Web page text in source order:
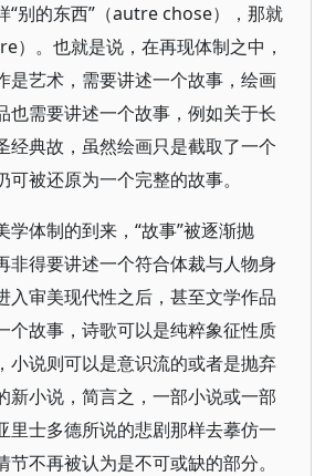
“别的东西”（autre chose），那就
）。也就是说，在再现体制之中，
是艺术，需要讲述一个故事，绘画
也需要讲述一个故事，例如关于长
经典故，虽然绘画只是截取了一个
被还原为一个完整的故事。
学体制的到来，“故事”被逐渐抛
非得要讲述一个符合体裁与人物身
入审美现代性之后，甚至文学作品
个故事，诗歌可以是纯粹象征性质
小说则可以是意识流的或者是抛弃
新小说，简言之，一部小说或一部
里士多德所说的悲剧那样去摹仿一
不再被认为是不可或缺的部分。